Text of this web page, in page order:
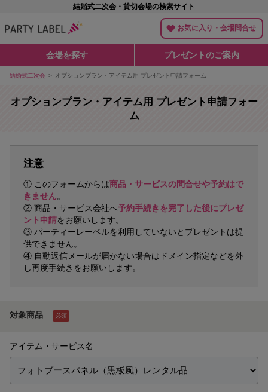
結婚式二次会・貸切会場の検索サイト
お気に入り・会場問合せ
会場を探す プレゼントのご案内
結婚式二次会 オプションプラン・アイテム用 プレゼント申請フォーム
オプションプラン・アイテム用 プレゼント申請フォー
ム
注意
① このフォームからは商品・サービスの問合せや予約はで
きません。
② 商品・サービス会社へ予約手続きを完了した後にプレゼ
ント申請をお願いします。
③ パーティーレーベルを利用していないとプレゼントは提
供できません。
④ 自動返信メールが届かない場合はドメイン指定などを外
し再度手続きをお願いします。
対象商品 必須
アイテム・サービス名